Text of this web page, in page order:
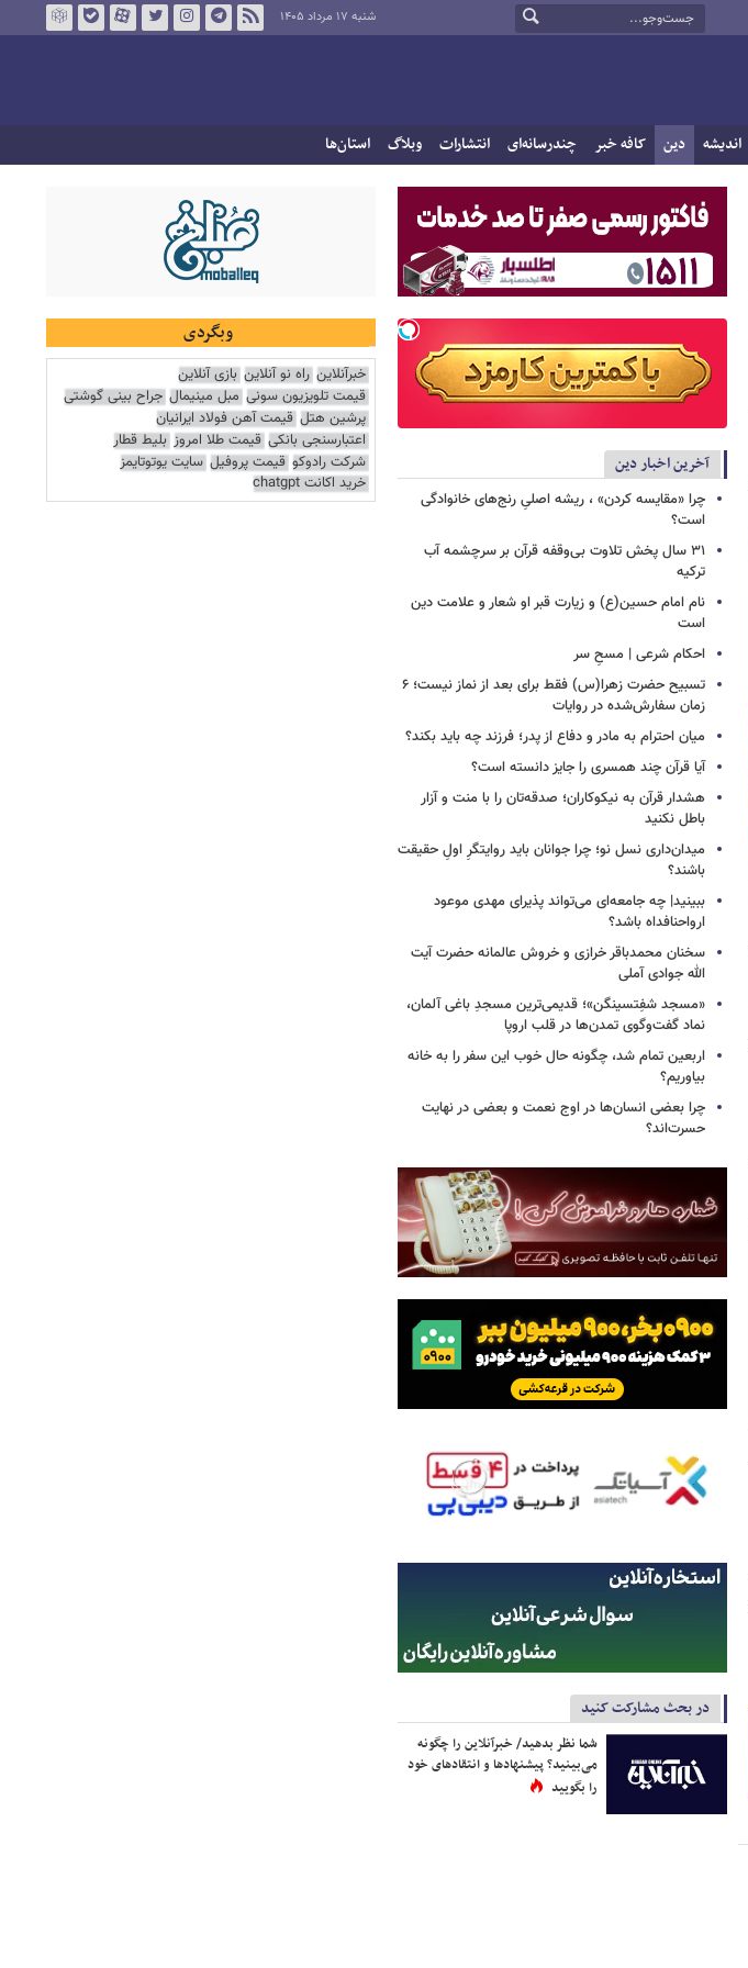
شنبه ۱۷ مرداد ۱۴۰۵
اندیشه دین کافه خبر چندرسانه‌ای انتشارات وبلاگ استان‌ها
آخرین اخبار دین
چرا «مقایسه کردن» ، ریشه اصلیِ رنج‌های خانوادگی
است؟
۳۱ سال پخش تلاوت بی‌وقفه قرآن بر سرچشمه آب
ترکیه
نام امام حسین(ع) و زیارت قبر او شعار و علامت دین
است
احکام شرعی | مسحِ سر
تسبیح حضرت زهرا(س) فقط برای بعد از نماز نیست؛ ۶
زمان سفارش‌شده در روایات
میان احترام به مادر و دفاع از پدر؛ فرزند چه باید بکند؟
آیا قرآن چند همسری را جایز دانسته است؟
هشدار قرآن به نیکوکاران؛ صدقه‌تان را با منت و آزار
باطل نکنید
میدان‌داری نسل نو؛ چرا جوانان باید روایتگرِ اولِ حقیقت
باشند؟
ببینید| چه جامعه‌ای می‌تواند پذیرای مهدی موعود
ارواحنافداه باشد؟
سخنان محمدباقر خرازی و خروش عالمانه حضرت آیت
الله جوادی آملی
«مسجد شفِتسینگن»؛ قدیمی‌ترین مسجدِ باغی آلمان،
نماد گفت‌وگوی تمدن‌ها در قلب اروپا
اربعین تمام شد، چگونه حال خوب این سفر را به خانه
بیاوریم؟
چرا بعضی انسان‌ها در اوج نعمت و بعضی در نهایت
حسرت‌اند؟
در بحث مشارکت کنید
شما نظر بدهید/ خبرآنلاین را چگونه
می‌بینید؟ پیشنهادها و انتقادهای خود
را بگویید
وبگردی
خبرآنلاین راه نو آنلاین بازی آنلاین
قیمت تلویزیون سونی مبل مینیمال جراح بینی گوشتی
پرشین هتل قیمت آهن فولاد ایرانیان
اعتبارسنجی بانکی قیمت طلا امروز بلیط قطار
شرکت رادوکو قیمت پروفیل سایت یوتوتایمز
خرید اکانت chatgpt